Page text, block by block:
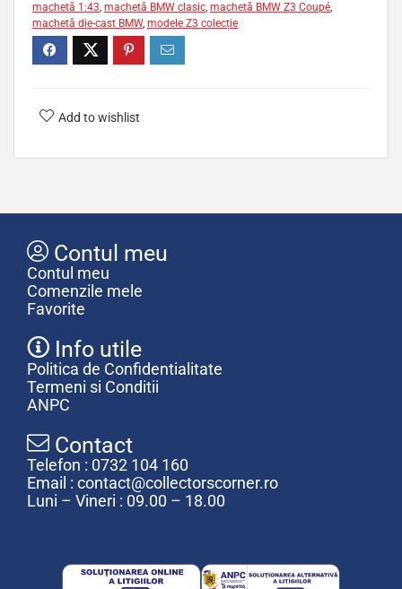
machetă 1:43, machetă BMW clasic, machetă BMW Z3 Coupé,
machetă die-cast BMW, modele Z3 colecție
Add to wishlist
Contul meu
Contul meu
Comenzile mele
Favorite
Info utile
Politica de Confidentialitate
Termeni si Conditii
ANPC
Contact
Telefon : 0732 104 160
Email : contact@collectorscorner.ro
Luni – Vineri : 09.00 – 18.00